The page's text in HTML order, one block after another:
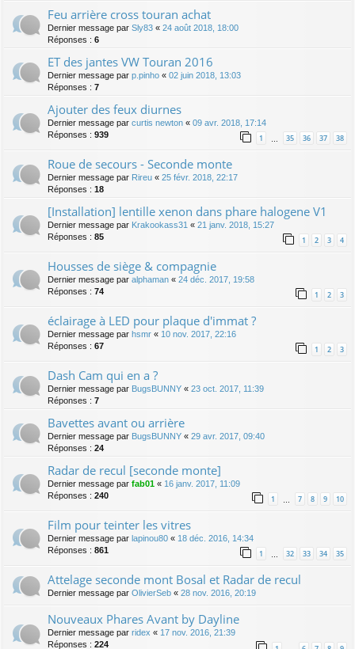
Feu arrière cross touran achat
Dernier message par Sly83 « 24 août 2018, 18:00
Réponses : 6
ET des jantes VW Touran 2016
Dernier message par p.pinho « 02 juin 2018, 13:03
Réponses : 7
Ajouter des feux diurnes
Dernier message par curtis newton « 09 avr. 2018, 17:14
Réponses : 939 1 … 35 36 37 38
Roue de secours - Seconde monte
Dernier message par Rireu « 25 févr. 2018, 22:17
Réponses : 18
[Installation] lentille xenon dans phare halogene V1
Dernier message par Krakookass31 « 21 janv. 2018, 15:27
Réponses : 85 1 2 3 4
Housses de siège & compagnie
Dernier message par alphaman « 24 déc. 2017, 19:58
Réponses : 74 1 2 3
éclairage à LED pour plaque d'immat ?
Dernier message par hsmr « 10 nov. 2017, 22:16
Réponses : 67 1 2 3
Dash Cam qui en a ?
Dernier message par BugsBUNNY « 23 oct. 2017, 11:39
Réponses : 7
Bavettes avant ou arrière
Dernier message par BugsBUNNY « 29 avr. 2017, 09:40
Réponses : 24
Radar de recul [seconde monte]
Dernier message par fab01 « 16 janv. 2017, 11:09
Réponses : 240 1 … 7 8 9 10
Film pour teinter les vitres
Dernier message par lapinou80 « 18 déc. 2016, 14:34
Réponses : 861 1 … 32 33 34 35
Attelage seconde mont Bosal et Radar de recul
Dernier message par OlivierSeb « 28 nov. 2016, 20:19
Nouveaux Phares Avant by Dayline
Dernier message par ridex « 17 nov. 2016, 21:39
Réponses : 224